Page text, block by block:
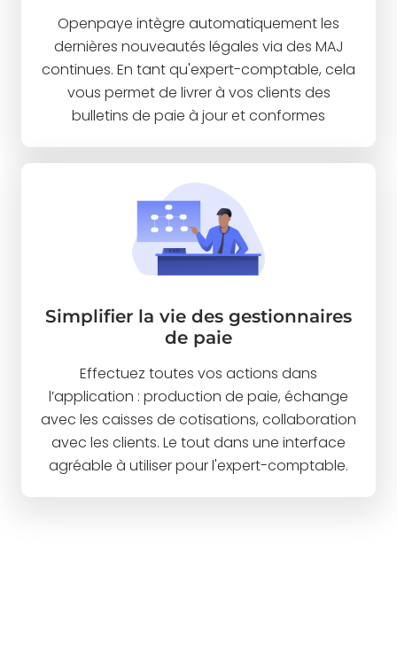
Openpaye intègre automatiquement les
dernières nouveautés légales via des MAJ
continues. En tant qu'expert-comptable, cela
vous permet de livrer à vos clients des
bulletins de paie à jour et conformes
Simplifier la vie des gestionnaires
de paie
Effectuez toutes vos actions dans
l’application : production de paie, échange
avec les caisses de cotisations, collaboration
avec les clients. Le tout dans une interface
agréable à utiliser pour l'expert-comptable.